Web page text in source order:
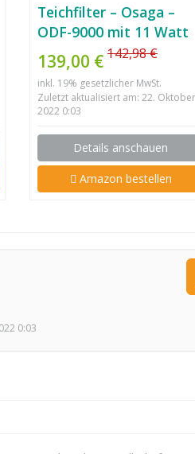
Teichfilter – Osaga –
ODF-9000 mit 11 Watt
UV-C
139,00 € 142,98 €
inkl. 19% gesetzlicher MwSt.
Zuletzt aktualisiert am: 22. Oktober
2022 0:03
Details anschauen
Amazon bestellen
0:03